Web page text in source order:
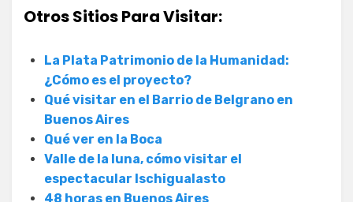
Otros Sitios Para Visitar:
La Plata Patrimonio de la Humanidad:
¿Cómo es el proyecto?
Qué visitar en el Barrio de Belgrano en
Buenos Aires
Qué ver en la Boca
Valle de la luna, cómo visitar el
espectacular Ischigualasto
48 horas en Buenos Aires